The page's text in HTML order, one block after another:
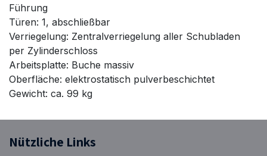
Führung
Türen: 1, abschließbar
Verriegelung: Zentralverriegelung aller Schubladen
per Zylinderschloss
Arbeitsplatte: Buche massiv
Oberfläche: elektrostatisch pulverbeschichtet
Gewicht: ca. 99 kg
Nützliche Links